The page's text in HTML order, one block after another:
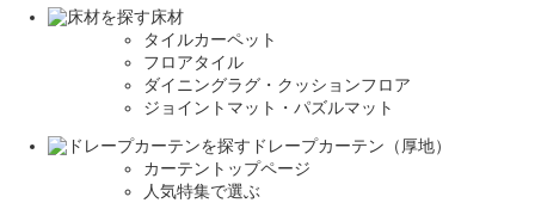
床材
タイルカーペット
フロアタイル
ダイニングラグ・クッションフロア
ジョイントマット・パズルマット
ドレープカーテン（厚地）
カーテントップページ
人気特集で選ぶ